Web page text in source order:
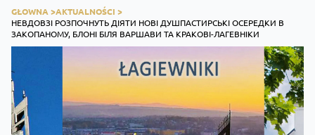
GŁOWNA >AKTUALNOŚCI >
НЕВДОВЗІ РОЗПОЧНУТЬ ДІЯТИ НОВІ ДУШПАСТИРСЬКІ ОСЕРЕДКИ В
ЗАКОПАНОМУ, БЛОНІ БІЛЯ ВАРШАВИ ТА КРАКОВІ-ЛАГЕВНІКИ